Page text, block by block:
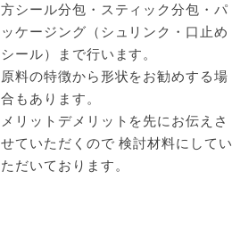
方シール分包・スティック分包・パ
ッケージング（シュリンク・口止め
シール）まで行います。
原料の特徴から形状をお勧めする場
合もあります。
メリットデメリットを先にお伝えさ
せていただくので 検討材料にしてい
ただいております。